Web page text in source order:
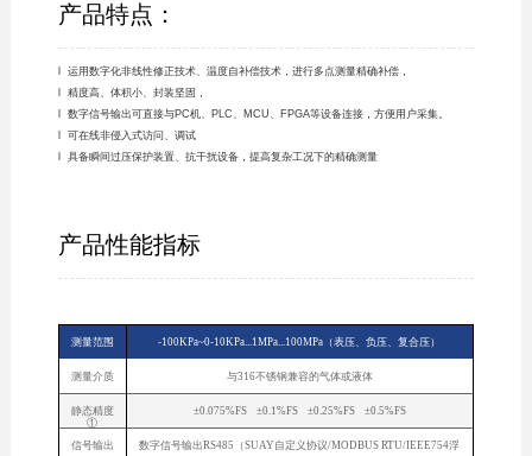
产品特点：
l 运用数字化非线性修正技术、温度自补偿技术，进行多点测量精确补偿，
l 精度高、体积小、封装坚固，
l 数字信号输出可直接与PC机、PLC、MCU、FPGA等设备连接，方便用户采集。
l 可在线非侵入式访问、调试
l 具备瞬间过压保护装置、抗干扰设备，提高复杂工况下的精确测量
产品性能指标
测量范围 -100KPa~0-10KPa...1MPa...100MPa（表压、负压、复合压）
测量介质 与316不锈钢兼容的气体或液体
静态精度
①
±0.075%FS ±0.1%FS ±0.25%FS ±0.5%FS
信号输出 数字信号输出RS485（SUAY自定义协议/MODBUS RTU/IEEE754浮